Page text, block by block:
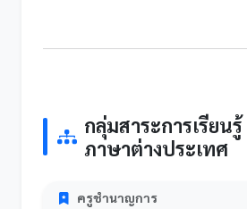
กลุ่มสาระการเรียนรู้
ภาษาต่างประเทศ
ครูชำนาญการ